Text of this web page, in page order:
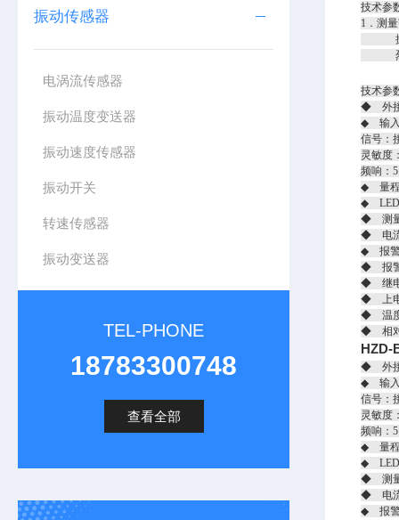
振动传感器
电涡流传感器
振动温度变送器
振动速度传感器
振动开关
转速传感器
振动变送器
TEL-PHONE
18783300748
查看全部
技术参
1．测
振幅
烈度
技术参
◆ 外接
◆ 输
信号：
灵敏度
频响：
◆ 量程
◆ LED
◆ 测量
◆ 电流
◆ 报警
◆ 报警
◆ 继电
◆ 上电
◆ 温度
◆ 相对
HZD-
◆ 外接
◆ 输
信号：
灵敏度
频响：
◆ 量程
◆ LED
◆ 测量
◆ 电流
◆ 报警